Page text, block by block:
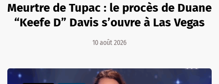
Meurtre de Tupac : le procès de Duane
“Keefe D” Davis s’ouvre à Las Vegas
10 août 2026